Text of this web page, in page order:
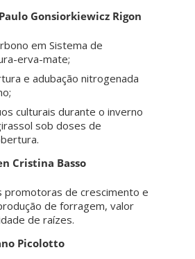
Gonsiorkiewicz Rigon
em Sistema de
erva-mate;
e adubação nitrogenada
culturais durante o inverno
sob doses de
Cristina Basso
promotoras de crescimento e
de forragem, valor
de raízes.
Picolotto